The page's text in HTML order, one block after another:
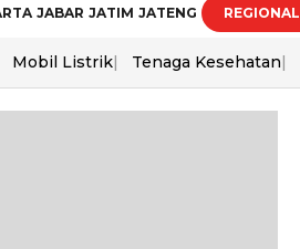
JABAR JATIM JATENG REGIONAL
Mobil Listrik Tenaga Kesehatan